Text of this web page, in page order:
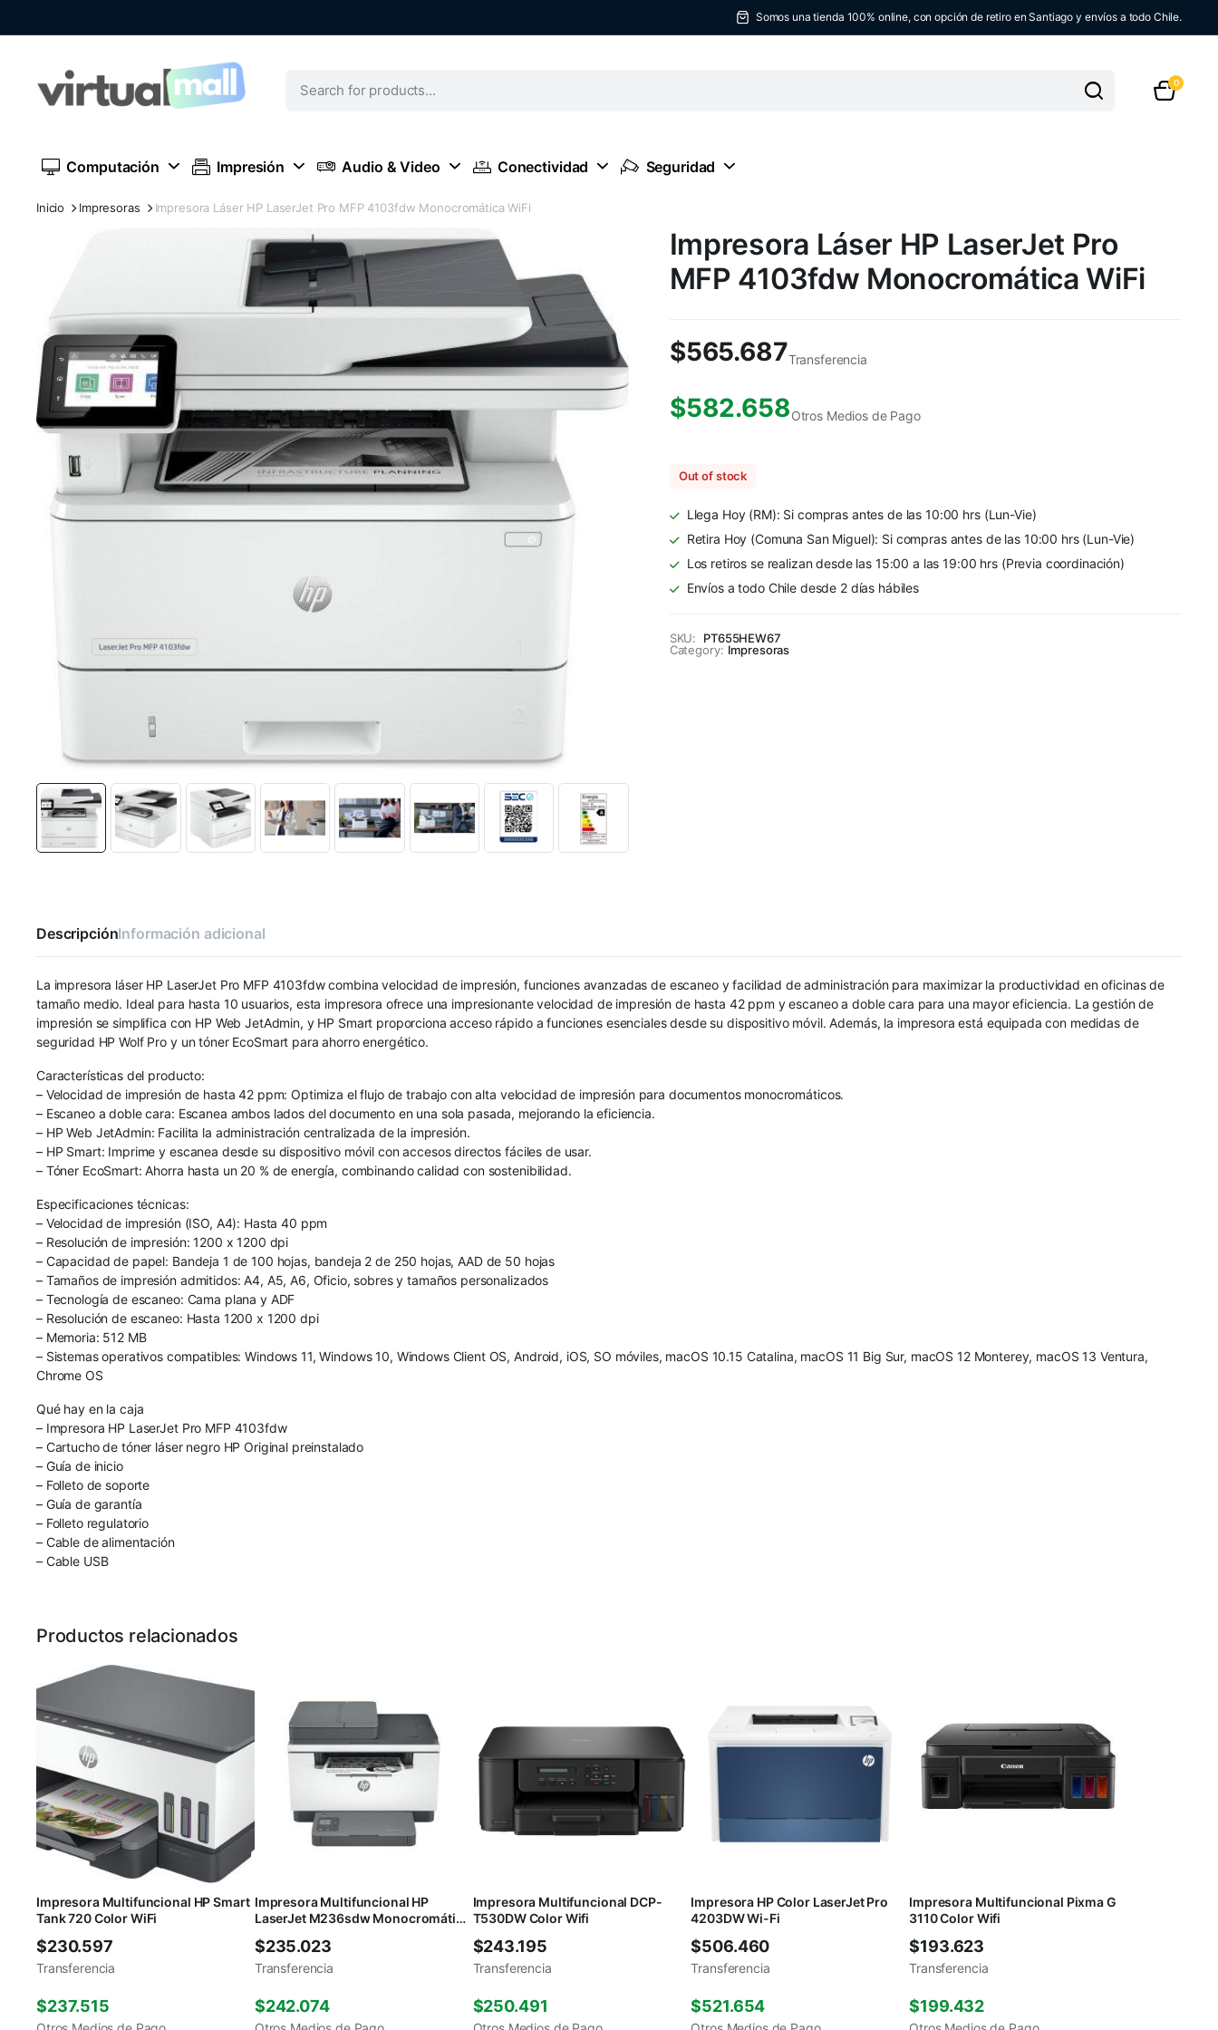
Somos una tienda 100% online, con opción de retiro en Santiago y envíos a todo Chile.
0
Computación Impresión Audio & Video Conectividad Seguridad
Inicio Impresoras Impresora Láser HP LaserJet Pro MFP 4103fdw Monocromática WiFi
Impresora Láser HP LaserJet Pro
MFP 4103fdw Monocromática WiFi
$565.687Transferencia
$582.658Otros Medios de Pago
Out of stock
Llega Hoy (RM): Si compras antes de las 10:00 hrs (Lun-Vie)
Retira Hoy (Comuna San Miguel): Si compras antes de las 10:00 hrs (Lun-Vie)
Los retiros se realizan desde las 15:00 a las 19:00 hrs (Previa coordinación)
Envíos a todo Chile desde 2 días hábiles
SKU:
PT655HEW67
Category: Impresoras
DescripciónInformación adicional
La impresora láser HP LaserJet Pro MFP 4103fdw combina velocidad de impresión, funciones avanzadas de escaneo y facilidad de administración para maximizar la productividad en oficinas de
tamaño medio. Ideal para hasta 10 usuarios, esta impresora ofrece una impresionante velocidad de impresión de hasta 42 ppm y escaneo a doble cara para una mayor eficiencia. La gestión de
impresión se simplifica con HP Web JetAdmin, y HP Smart proporciona acceso rápido a funciones esenciales desde su dispositivo móvil. Además, la impresora está equipada con medidas de
seguridad HP Wolf Pro y un tóner EcoSmart para ahorro energético.
Características del producto:
– Velocidad de impresión de hasta 42 ppm: Optimiza el flujo de trabajo con alta velocidad de impresión para documentos monocromáticos.
– Escaneo a doble cara: Escanea ambos lados del documento en una sola pasada, mejorando la eficiencia.
– HP Web JetAdmin: Facilita la administración centralizada de la impresión.
– HP Smart: Imprime y escanea desde su dispositivo móvil con accesos directos fáciles de usar.
– Tóner EcoSmart: Ahorra hasta un 20 % de energía, combinando calidad con sostenibilidad.
Especificaciones técnicas:
– Velocidad de impresión (ISO, A4): Hasta 40 ppm
– Resolución de impresión: 1200 x 1200 dpi
– Capacidad de papel: Bandeja 1 de 100 hojas, bandeja 2 de 250 hojas, AAD de 50 hojas
– Tamaños de impresión admitidos: A4, A5, A6, Oficio, sobres y tamaños personalizados
– Tecnología de escaneo: Cama plana y ADF
– Resolución de escaneo: Hasta 1200 x 1200 dpi
– Memoria: 512 MB
– Sistemas operativos compatibles: Windows 11, Windows 10, Windows Client OS, Android, iOS, SO móviles, macOS 10.15 Catalina, macOS 11 Big Sur, macOS 12 Monterey, macOS 13 Ventura,
Chrome OS
Qué hay en la caja
– Impresora HP LaserJet Pro MFP 4103fdw
– Cartucho de tóner láser negro HP Original preinstalado
– Guía de inicio
– Folleto de soporte
– Guía de garantía
– Folleto regulatorio
– Cable de alimentación
– Cable USB
Productos relacionados
Impresora Multifuncional HP Smart
Tank 720 Color WiFi
$230.597
Transferencia
$237.515
Impresora Multifuncional HP
LaserJet M236sdw Monocromática
$235.023
Transferencia
$242.074
Impresora Multifuncional DCP-
T530DW Color Wifi
$243.195
Transferencia
$250.491
Impresora HP Color LaserJet Pro
4203DW Wi-Fi
$506.460
Transferencia
$521.654
Impresora Multifuncional Pixma G
3110 Color Wifi
$193.623
Transferencia
$199.432